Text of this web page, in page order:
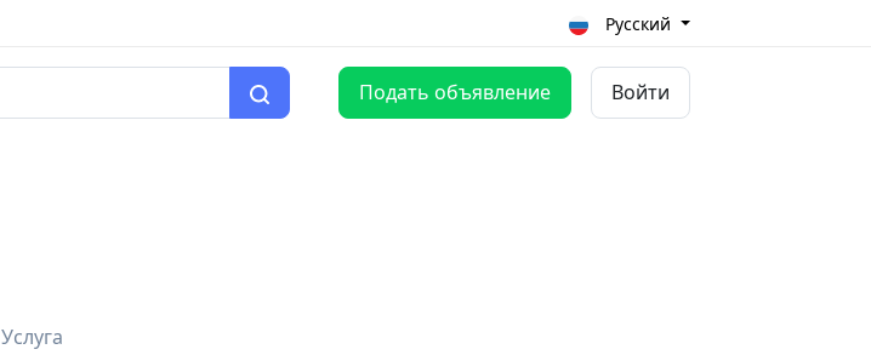
Русский
Подать объявление Войти
Услуга